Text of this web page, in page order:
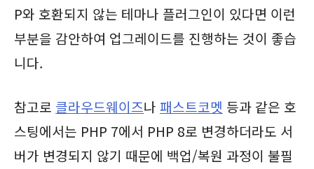
P와 호환되지 않는 테마나 플러그인이 있다면 이런
부분을 감안하여 업그레이드를 진행하는 것이 좋습
니다.
참고로 클라우드웨이즈나 패스트코멧 등과 같은 호
스팅에서는 PHP 7에서 PHP 8로 변경하더라도 서
버가 변경되지 않기 때문에 백업/복원 과정이 불필